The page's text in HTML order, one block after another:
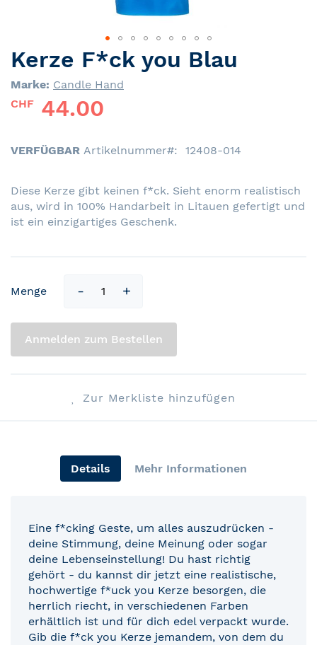
Skip
to
the
beginning
images
Kerze F*ck you Blau
Marke: Candle Hand
CHF 44.00
VERFÜGBAR Artikelnummer 12408-014
Diese Kerze gibt keinen f*ck. Sieht enorm realistisch
aus, wird in 100% Handarbeit in Litauen gefertigt und
ist ein einzigartiges Geschenk.
Menge
Anmelden zum Bestellen
Zur Merkliste hinzufügen
Details Mehr Informationen
Eine f*cking Geste, um alles auszudrücken -
deine Stimmung, deine Meinung oder sogar
deine Lebenseinstellung! Du hast richtig
gehört - du kannst dir jetzt eine realistische,
hochwertige f*uck you Kerze besorgen, die
herrlich riecht, in verschiedenen Farben
erhältlich ist und für dich edel verpackt wurde.
Gib die f*ck you Kerze jemandem, von dem du